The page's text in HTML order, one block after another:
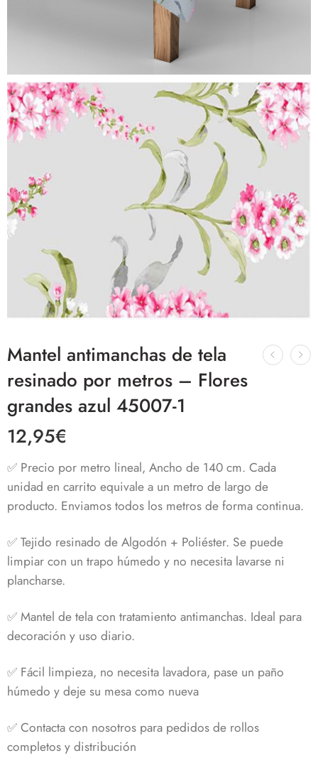
Mantel antimanchas de tela
resinado por metros – Flores
grandes azul 45007-1
12,95€
✅ Precio por metro lineal, Ancho de 140 cm. Cada
unidad en carrito equivale a un metro de largo de
producto. Enviamos todos los metros de forma continua.
✅ Tejido resinado de Algodón + Poliéster. Se puede
limpiar con un trapo húmedo y no necesita lavarse ni
plancharse.
✅ Mantel de tela con tratamiento antimanchas. Ideal para
decoración y uso diario.
✅ Fácil limpieza, no necesita lavadora, pase un paño
húmedo y deje su mesa como nueva
✅ Contacta con nosotros para pedidos de rollos
completos y distribución